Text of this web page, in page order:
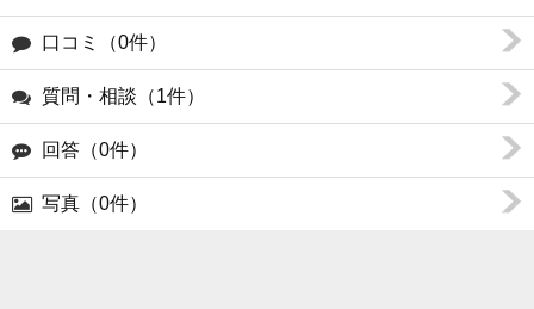
口コミ（0件）
質問・相談（1件）
回答（0件）
写真（0件）